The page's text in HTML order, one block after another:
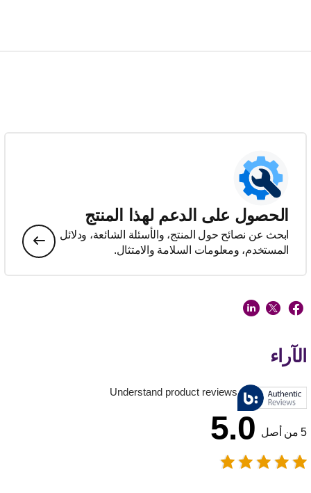
الحصول على الدعم لهذا المنتج
ابحث عن نصائح حول المنتج، والأسئلة الشائعة، ودلائل
المستخدم، ومعلومات السلامة والامتثال.
الآراء
Understand product reviews
5 من أصل 5.0